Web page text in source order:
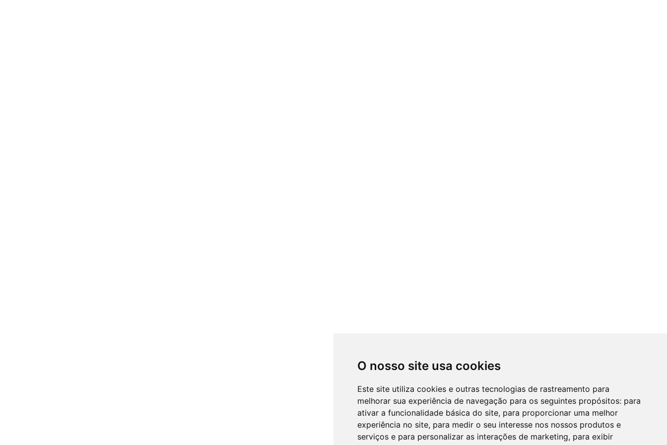
O nosso site usa cookies
Este site utiliza cookies e outras tecnologias de rastreamento para
melhorar sua experiência de navegação para os seguintes propósitos: para
ativar a funcionalidade básica do site, para proporcionar uma melhor
experiência no site, para medir o seu interesse nos nossos produtos e
serviços e para personalizar as interações de marketing, para exibir